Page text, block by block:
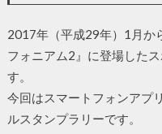
2017年（平成29年）1月か
フォニアム2』に登場した
す。
今回はスマートフォンアプ
ルスタンプラリーです。